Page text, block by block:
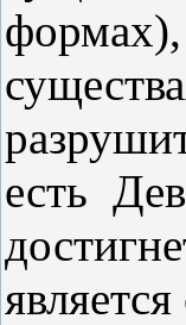
есть